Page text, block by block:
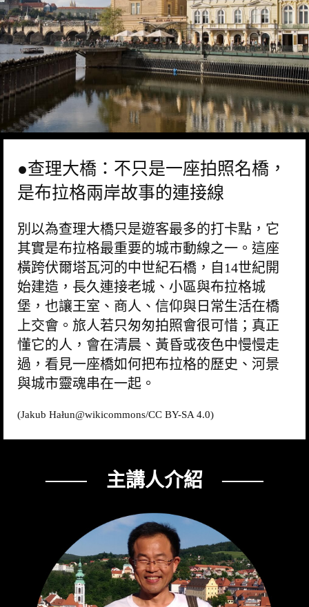
●查理大橋：不只是一座拍照名橋，
是布拉格兩岸故事的連接線
別以為查理大橋只是遊客最多的打卡點，它
其實是布拉格最重要的城市動線之一。這座
橫跨伏爾塔瓦河的中世紀石橋，自14世紀開
始建造，長久連接老城、小區與布拉格城
堡，也讓王室、商人、信仰與日常生活在橋
上交會。旅人若只匆匆拍照會很可惜；真正
懂它的人，會在清晨、黃昏或夜色中慢慢走
過，看見一座橋如何把布拉格的歷史、河景
與城市靈魂串在一起。
(Jakub Hałun@wikicommons/CC BY-SA 4.0)
─── 主講人介紹 ───